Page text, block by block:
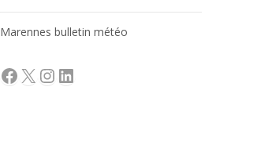
Marennes bulletin météo
Facebook
X Instagram
LinkedIn